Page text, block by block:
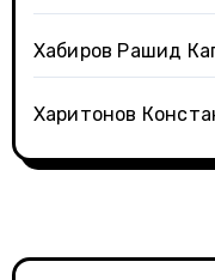
Хабиров Рашид
Харитонов